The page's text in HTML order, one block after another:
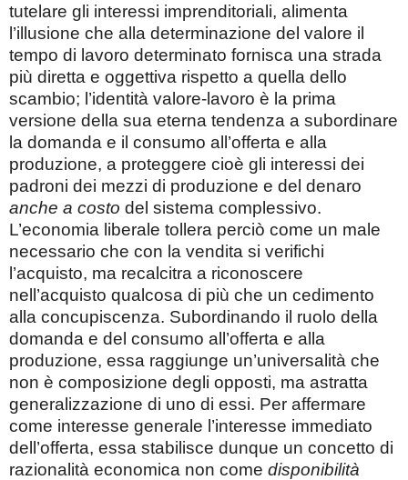
tutelare gli interessi imprenditoriali, alimenta
l’illusione che alla determinazione del valore il
tempo di lavoro determinato fornisca una strada
più diretta e oggettiva rispetto a quella dello
scambio; l’identità valore-lavoro è la prima
versione della sua eterna tendenza a subordinare
la domanda e il consumo all’offerta e alla
produzione, a proteggere cioè gli interessi dei
padroni dei mezzi di produzione e del denaro
anche a costo del sistema complessivo.
L’economia liberale tollera perciò come un male
necessario che con la vendita si verifichi
l’acquisto, ma recalcitra a riconoscere
nell’acquisto qualcosa di più che un cedimento
alla concupiscenza. Subordinando il ruolo della
domanda e del consumo all’offerta e alla
produzione, essa raggiunge un’universalità che
non è composizione degli opposti, ma astratta
generalizzazione di uno di essi. Per affermare
come interesse generale l’interesse immediato
dell’offerta, essa stabilisce dunque un concetto di
razionalità economica non come disponibilità